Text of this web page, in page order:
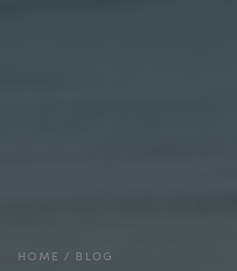
HOME BLOG